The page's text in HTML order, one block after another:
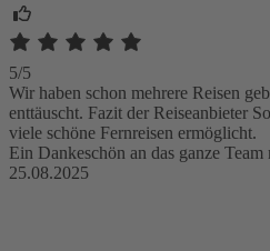
5/5
Wir haben schon mehrere Reisen
enttäuscht. Fazit der Reiseanbieter
viele schöne Fernreisen ermöglicht.
Ein Dankeschön an das ganze Team
25.08.2025